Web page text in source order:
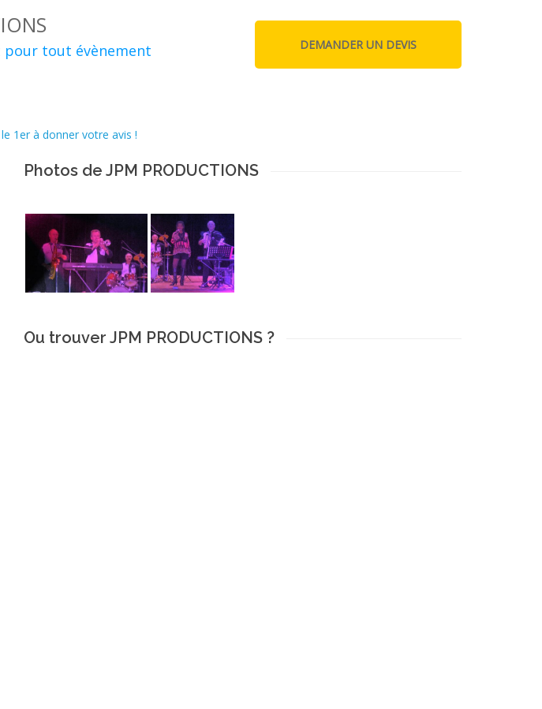
pour tout évènement
1er à donner votre avis !
Photos de JPM PRODUCTIONS
Ou trouver JPM PRODUCTIONS ?